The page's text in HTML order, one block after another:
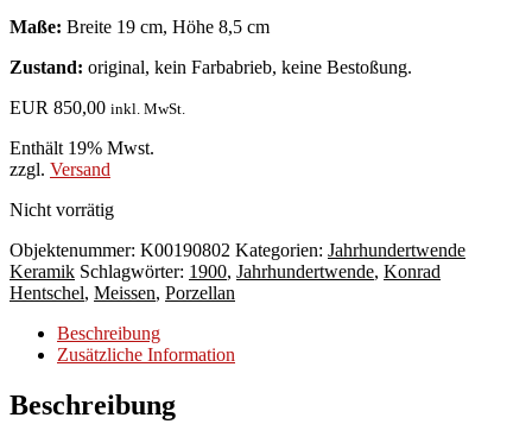
Maße: Breite 19 cm, Höhe 8,5 cm
Zustand: original, kein Farbabrieb, keine Bestoßung.
EUR 850,00 inkl. MwSt.
Enthält 19% Mwst.
zzgl. Versand
Nicht vorrätig
Objektenummer: K00190802 Kategorien: Jahrhundertwende
Keramik Schlagwörter: 1900, Jahrhundertwende, Konrad
Hentschel, Meissen, Porzellan
Beschreibung
Zusätzliche Information
Beschreibung